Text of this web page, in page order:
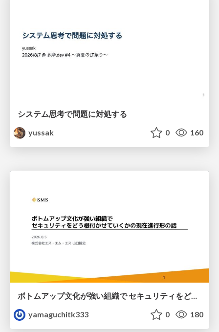
システム思考で問題に対処する
yussak
0 160
ボトムアップ文化が強い組織で セキュリティをどう根付かせていくかの現在進行形の話 / Making Security Stick in a Bottom-Up Organization
yamaguchitk333
0 180